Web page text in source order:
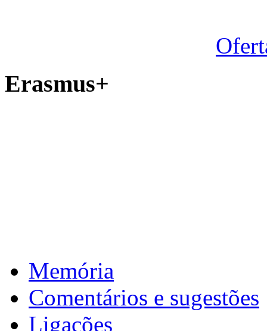
Erasmus+
Memória
Comentários e sugestões
Ligações